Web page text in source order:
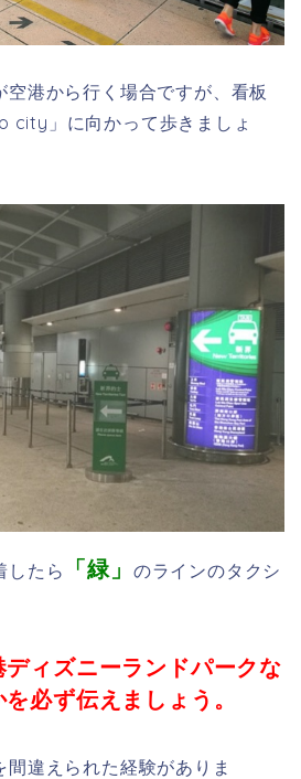
空港から行く場合ですが、看板
city」に向かって歩きましょ
したら 「緑」 のラインのタクシ
ィズニーランドパークな
必ず伝えましょう。
違えられた経験がありま